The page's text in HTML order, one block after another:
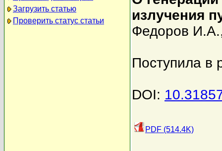
Загрузить статью
Проверить статус статьи
излучения
Федоров И.А.
Поступила в
DOI:
PDF (514.4K)